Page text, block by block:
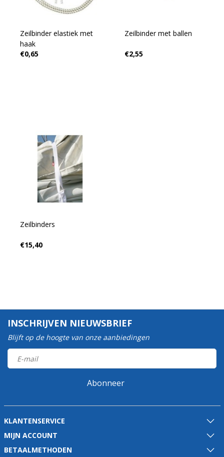
Zeilbinder elastiek met
haak
€0,65
Zeilbinder met ballen
€2,55
Zeilbinders
€15,40
INSCHRIJVEN NIEUWSBRIEF
Blijft op de hoogte van onze aanbiedingen
Abonneer
KLANTENSERVICE
MIJN ACCOUNT
BETAALMETHODEN